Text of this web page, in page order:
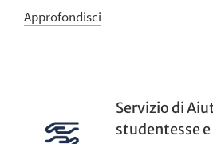
Approfondisci
Servizio di
studentesse